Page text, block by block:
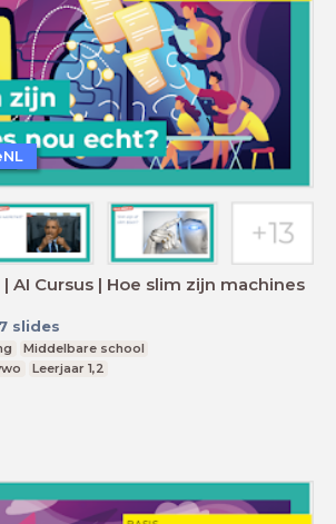
AI Cursus | Hoe slim zijn machines
slides
Middelbare school
Leerjaar 1,2